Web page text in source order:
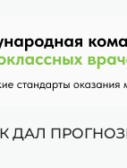
ДАЛ